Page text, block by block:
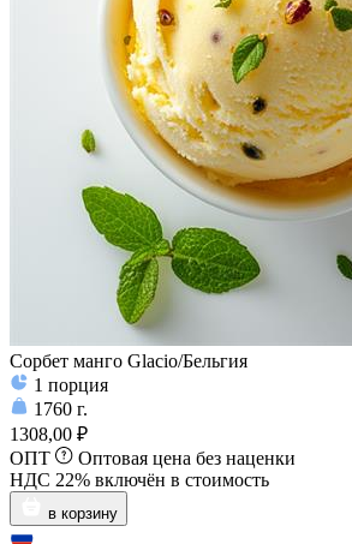
Сорбет манго Glacio/Бельгия
1 порция
1760 г.
1308,00 ₽
ОПТ
Оптовая цена без наценки
НДС 22% включён в стоимость
в корзину